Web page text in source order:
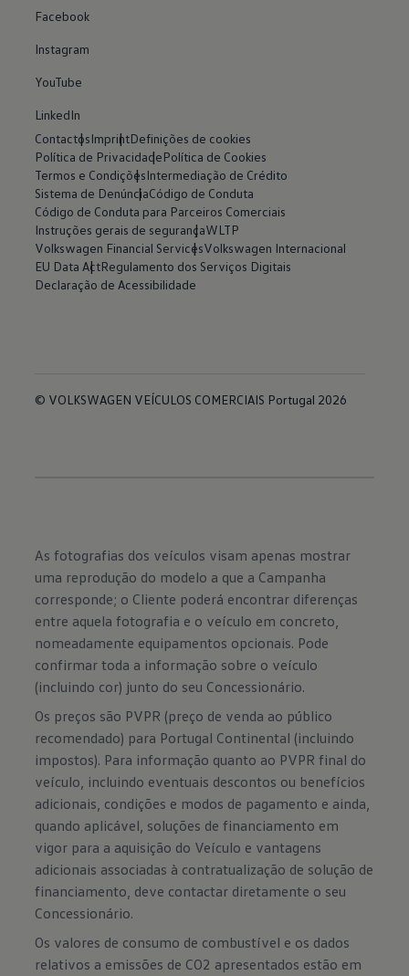
Facebook
Instagram
YouTube
LinkedIn
ContactosImprintDefinições de cookies
Política de PrivacidadePolítica de Cookies
Termos e CondiçõesIntermediação de Crédito
Sistema de DenúnciaCódigo de Conduta
Código de Conduta para Parceiros Comerciais
Instruções gerais de segurançaWLTP
Volkswagen Financial ServicesVolkswagen Internacional
EU Data ActRegulamento dos Serviços Digitais
Declaração de Acessibilidade
© VOLKSWAGEN VEÍCULOS COMERCIAIS Portugal 2026
As fotografias dos veículos visam apenas mostrar
uma reprodução do modelo a que a Campanha
corresponde; o Cliente poderá encontrar diferenças
entre aquela fotografia e o veículo em concreto,
nomeadamente equipamentos opcionais. Pode
confirmar toda a informação sobre o veículo
(incluindo cor) junto do seu Concessionário.
Os preços são PVPR (preço de venda ao público
recomendado) para Portugal Continental (incluindo
impostos). Para informação quanto ao PVPR final do
veículo, incluindo eventuais descontos ou benefícios
adicionais, condições e modos de pagamento e ainda,
quando aplicável, soluções de financiamento em
vigor para a aquisição do Veículo e vantagens
adicionais associadas à contratualização de solução de
financiamento, deve contactar diretamente o seu
Concessionário.
Os valores de consumo de combustível e os dados
relativos a emissões de CO2 apresentados estão em